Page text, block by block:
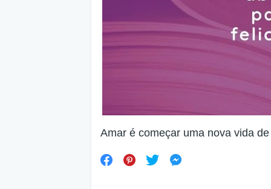
Amar é começar uma nova vida